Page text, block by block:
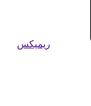
ریمیکس